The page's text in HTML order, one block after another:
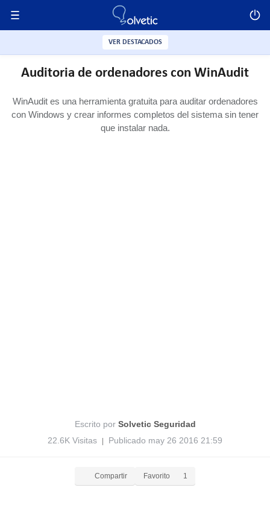
Auditoria de ordenadores con WinAudit
WinAudit es una herramienta gratuita para auditar ordenadores
con Windows y crear informes completos del sistema sin tener
que instalar nada.
Escrito por Solvetic Seguridad
22.6K Visitas
Publicado may 26 2016 21:59
Compartir Favorito 1
VER DESTACADOS